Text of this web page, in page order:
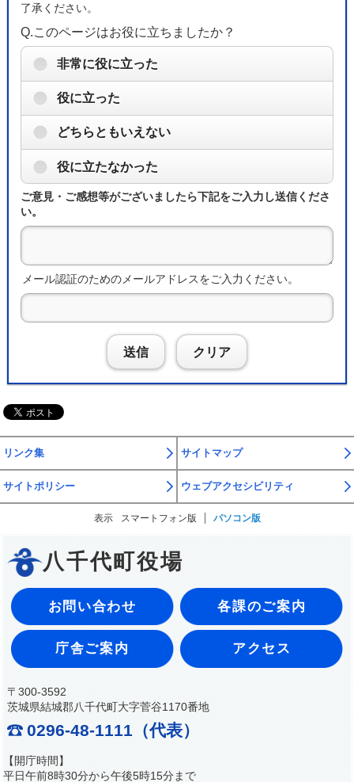
了承ください。
Q.このページはお役に立ちましたか？
非常に役に立った
役に立った
どちらともいえない
役に立たなかった
ご意見・ご感想等がございましたら下記をご入力し送信くださ
い。
メール認証のためのメールアドレスをご入力ください。
送信 クリア
リンク集 サイトマップ
サイトポリシー ウェブアクセシビリティ
表示 スマートフォン版 パソコン版
八千代町役場
お問い合わせ 各課のご案内
庁舎ご案内 アクセス
〒300-3592
茨城県結城郡八千代町大字菅谷1170番地
0296-48-1111（代表）
【開庁時間】
平日午前8時30分から午後5時15分まで